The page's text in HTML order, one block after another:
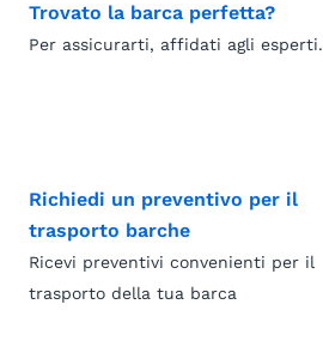
Trovato la barca perfetta?
Per assicurarti, affidati agli esperti.
Richiedi un preventivo per il
trasporto barche
Ricevi preventivi convenienti per il
trasporto della tua barca